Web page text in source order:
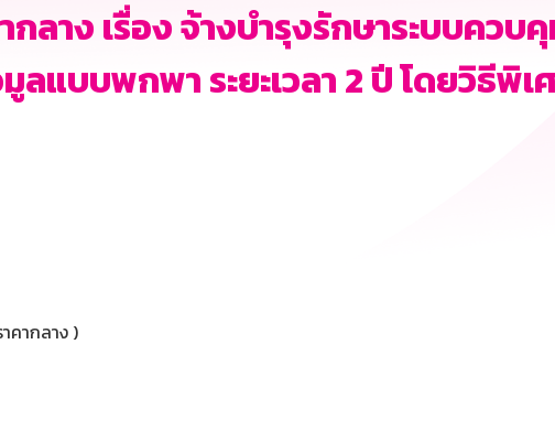
กลาง เรื่อง จ้างบำรุงรักษาระบบควบ
แบบพกพา ระยะเวลา 2 ปี โดยวิธีพิเ
คากลาง )